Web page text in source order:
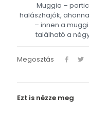
Muggia –
halászhajók,
– innen a
található a
Megosztás
Ezt is nézze meg